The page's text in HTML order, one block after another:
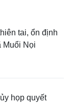
tai, ổn định
Muổi Nọi
họp quyết